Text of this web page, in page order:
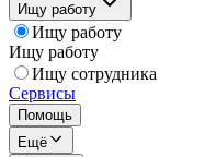
Ищу работу
Ищу работу
Ищу работу
Ищу сотрудника
Сервисы
Помощь
Ещё